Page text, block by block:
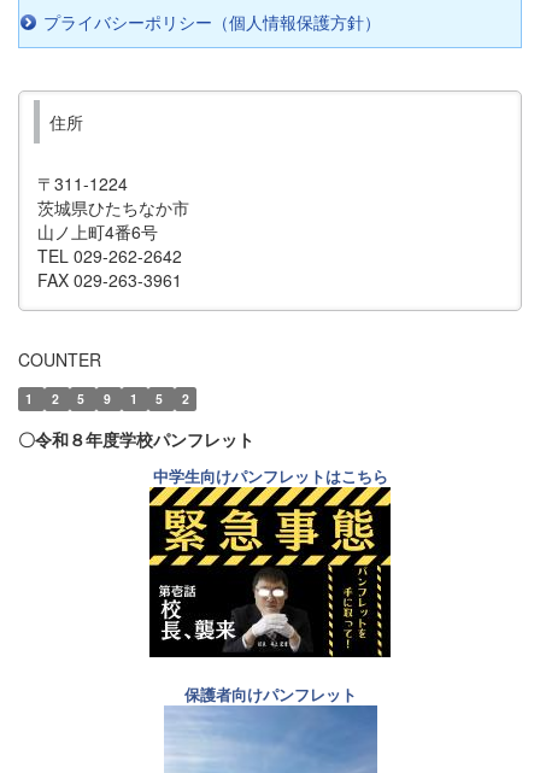
プライバシーポリシー（個人情報保護方針）
住所
〒311-1224
茨城県ひたちなか市
山ノ上町4番6号
TEL 029-262-2642
FAX 029-263-3961
COUNTER
1 2 5 9 1 5 2
〇令和８年度学校パンフレット
中学生向けパンフレットはこちら
保護者向けパンフレット